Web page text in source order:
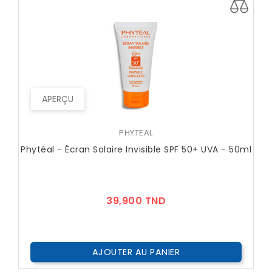
APERÇU
PHYTEAL
Phytéal - Écran Solaire Invisible SPF 50+ UVA - 50ml
39,900 TND
AJOUTER AU PANIER